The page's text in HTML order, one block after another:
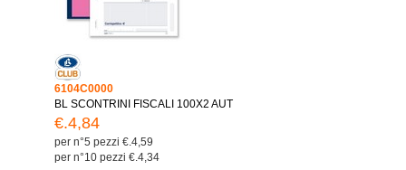
6104C0000
BL SCONTRINI FISCALI 100X2 AUT
€.4,84
per n°5 pezzi €.4,59
per n°10 pezzi €.4,34